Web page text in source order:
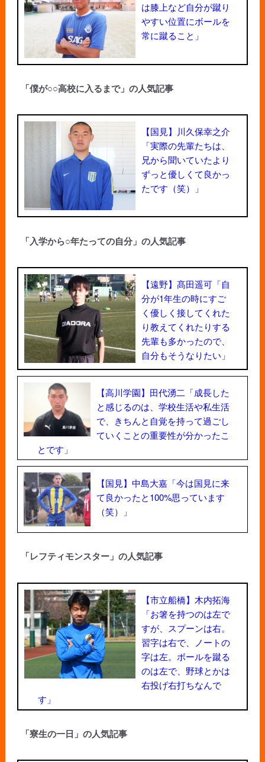
は膝上など自分が蹴り
やすい位置にボールを
常に蹴ること」
「僕が○○高校に入るまで」の人気記事
【国見】川久保幸之介
「実際の先輩たちは、
兄から聞いていたより
ずっと優しくて良かっ
たです（笑）」
「入学から○年たっての自分」の人気記事
【遠野】髙田遥可「自
分が1年生の時にすご
く優しく接してくれた
り教えてくれたりする
先輩も多かったので、
自分もそうなりたい」
【高川学園】田代湧二「成長した
と感じるのは、学校生活や私生活
で、きちんと自覚を持って過ごし
ていくことの重要性が分かったこ
とです」
【国見】中島大嘉「今は国見に来
て良かったと100%思っています
（笑）」
「レフティモンスター」の人気記事
【市立船橋】木内拓海
「お箸を持つのは左で
すが、スプーンは右。
習字は右で、ノートの
字は左。ボールを蹴る
のは左で、野球とかは
右投げ右打ちなんで
す」
「寮生の一日」の人気記事